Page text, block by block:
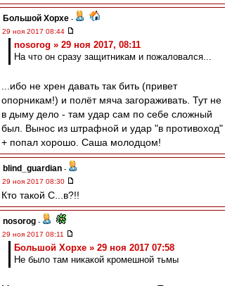
Большой Хорхе -
29 ноя 2017 08:44
nosorog » 29 ноя 2017, 08:11
На что он сразу защитникам и пожаловался...
...ибо не хрен давать так бить (привет
опорникам!) и полёт мяча загораживать. Тут не
в дыму дело - там удар сам по себе сложный
был. Вынос из штрафной и удар "в противоход"
+ попал хорошо. Саша молодцом!
blind_guardian -
29 ноя 2017 08:30
Кто такой С...в?!!
nosorog -
29 ноя 2017 08:11
Большой Хорхе » 29 ноя 2017 07:58
Не было там никакой кромешной тьмы